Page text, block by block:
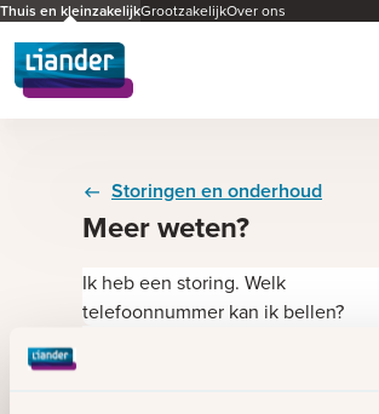
Thuis en kleinzakelijkGrootzakelijkOver ons
Storingen en onderhoud
Meer weten?
Ik heb een storing. Welk
telefoonnummer kan ik bellen?